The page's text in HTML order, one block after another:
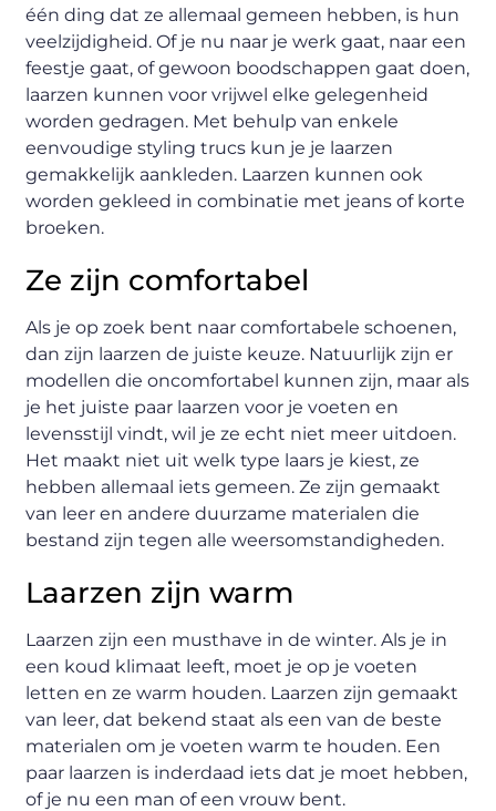
één ding dat ze allemaal gemeen hebben, is hun
veelzijdigheid. Of je nu naar je werk gaat, naar een
feestje gaat, of gewoon boodschappen gaat doen,
laarzen kunnen voor vrijwel elke gelegenheid
worden gedragen. Met behulp van enkele
eenvoudige styling trucs kun je je laarzen
gemakkelijk aankleden. Laarzen kunnen ook
worden gekleed in combinatie met jeans of korte
broeken.
Ze zijn comfortabel
Als je op zoek bent naar comfortabele schoenen,
dan zijn laarzen de juiste keuze. Natuurlijk zijn er
modellen die oncomfortabel kunnen zijn, maar als
je het juiste paar laarzen voor je voeten en
levensstijl vindt, wil je ze echt niet meer uitdoen.
Het maakt niet uit welk type laars je kiest, ze
hebben allemaal iets gemeen. Ze zijn gemaakt
van leer en andere duurzame materialen die
bestand zijn tegen alle weersomstandigheden.
Laarzen zijn warm
Laarzen zijn een musthave in de winter. Als je in
een koud klimaat leeft, moet je op je voeten
letten en ze warm houden. Laarzen zijn gemaakt
van leer, dat bekend staat als een van de beste
materialen om je voeten warm te houden. Een
paar laarzen is inderdaad iets dat je moet hebben,
of je nu een man of een vrouw bent.